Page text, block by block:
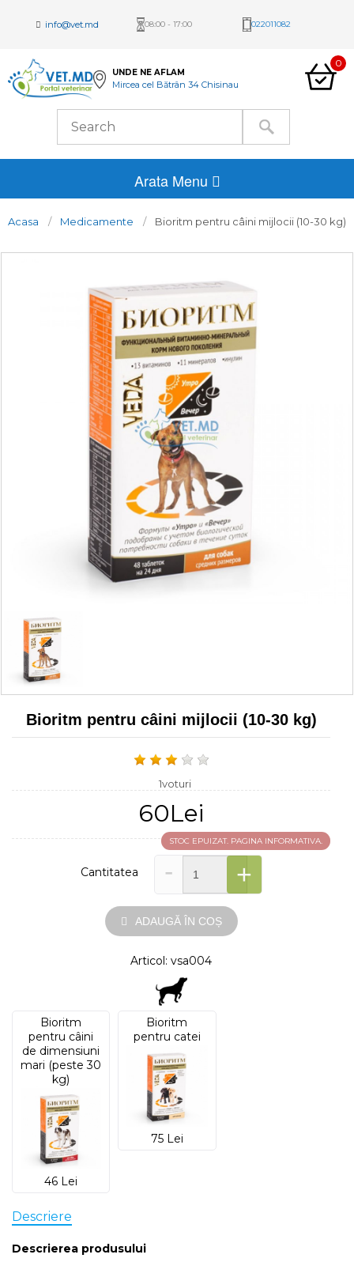
info@vet.md 08:00 - 17:00 022011082
UNDE NE AFLAM
Mircea cel Bătrân 34 Chisinau
0
Arata Menu
Acasa Medicamente Bioritm pentru câini mijlocii (10-30 kg)
Bioritm pentru câini mijlocii (10-30 kg)
1voturi
60Lei
STOC EPUIZAT. PAGINA INFORMATIVA.
Cantitatea - +
ADAUGĂ ÎN COȘ
Articol: vsa004
Bioritm
pentru câini
de dimensiuni
mari (peste 30
kg)
46 Lei
Bioritm
pentru catei
75 Lei
Descriere
Descrierea produsului